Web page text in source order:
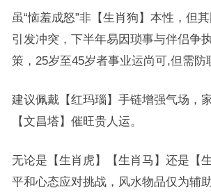
虽“恼羞成怒”非【生肖狗】本性，但
引发冲突，下半年易因琐事与伴侣争
策，25岁至45岁者事业运尚可,但需防
建议佩戴【红玛瑙】手链增强气场，
【文昌塔】催旺贵人运。
无论是【生肖虎】【生肖马】还是【
平和心态应对挑战，风水物品仅为辅